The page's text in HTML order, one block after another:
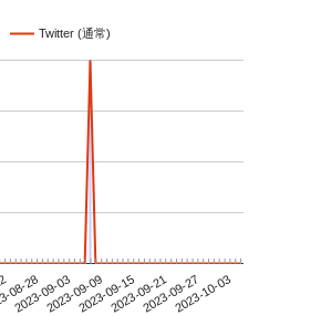
Twitter (通常)
08-28
2023-09-032023-09-092023-09-152023-09-212023-09-272023-10-03